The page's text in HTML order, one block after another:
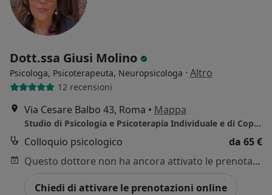
Dott.ssa Giusi Molino
Psicologa, Psicoterapeuta, Neuropsicologa · Altro
12 recensioni
Via Cesare Balbo 43, Roma • Mappa
Studio di Psicologia e Psicoterapia Individuale e di Coppia - Roma
Colloquio psicologico
da 65 €
Questo dottore non ha ancora attivato le prenotazioni online presso questo indirizzo.
Chiedi di attivare le prenotazioni online